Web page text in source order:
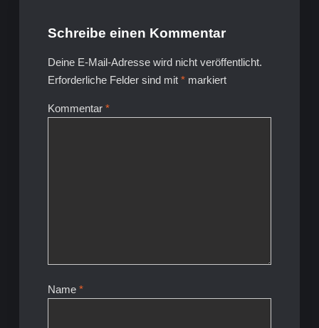
Schreibe einen Kommentar
Deine E-Mail-Adresse wird nicht veröffentlicht.
Erforderliche Felder sind mit *markiert
Kommentar *
Name *